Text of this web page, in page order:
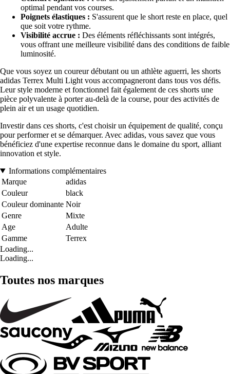
optimal pendant vos courses.
Poignets élastiques : S'assurent que le short reste en place, quel
que soit votre rythme.
Visibilité accrue : Des éléments réfléchissants sont intégrés,
vous offrant une meilleure visibilité dans des conditions de faible
luminosité.
Que vous soyez un coureur débutant ou un athlète aguerri, les shorts
adidas Terrex Multi Light vous accompagneront dans tous vos défis.
Leur style moderne et fonctionnel fait également de ces shorts une
pièce polyvalente à porter au-delà de la course, pour des activités de
plein air et un usage quotidien.
Investir dans ces shorts, c'est choisir un équipement de qualité, conçu
pour performer et se démarquer. Avec adidas, vous savez que vous
bénéficiez d'une expertise reconnue dans le domaine du sport, alliant
innovation et style.
Informations complémentaires
Marque
adidas
Couleur
black
Couleur dominante Noir
Genre
Mixte
Age
Adulte
Gamme
Terrex
Loading...
Loading...
Toutes nos marques